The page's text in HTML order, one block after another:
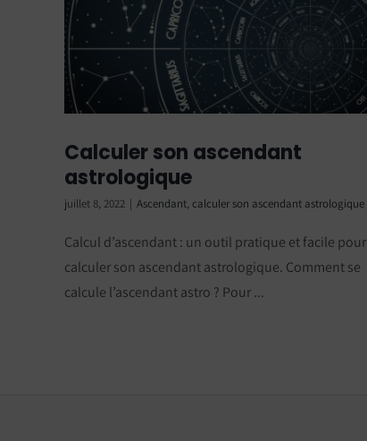
Calculer son ascendant
astrologique
juillet 8, 2022 | Ascendant, calculer son ascendant astrologique
Calcul d’ascendant : un outil pratique et facile pour
calculer son ascendant astrologique. Comment se
calcule l’ascendant astro ? Pour ...